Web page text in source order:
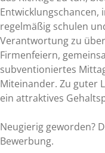
regelmäßig schulen
Verantwortung zu
Firmenfeiern,
subventioniertes
Miteinander. Zu guter
ein attraktives
Neugierig geworden?
Bewerbung.